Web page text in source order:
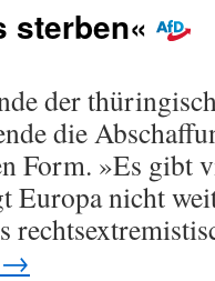
sterben«
der
die
Form. »Es gibt
Europa nicht
→